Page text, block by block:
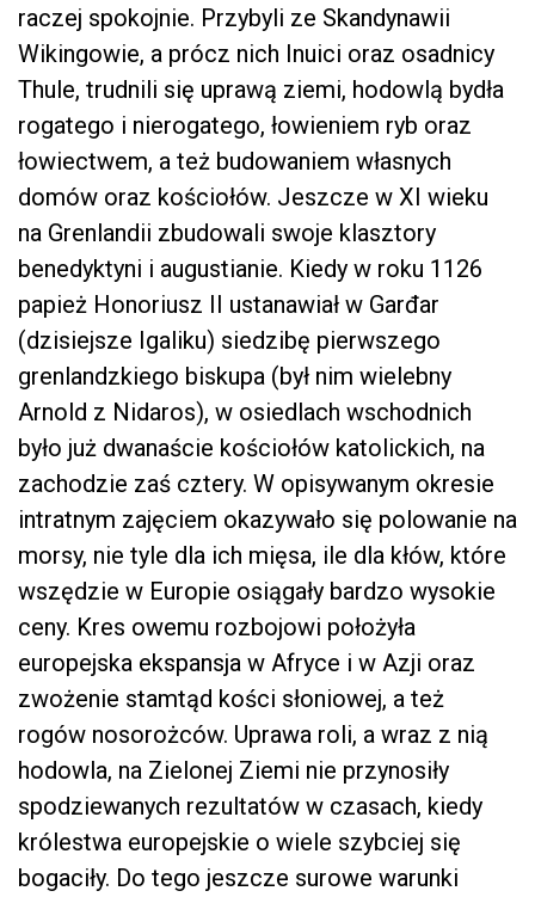
raczej spokojnie. Przybyli ze Skandynawii
Wikingowie, a prócz nich Inuici oraz osadnicy
Thule, trudnili się uprawą ziemi, hodowlą bydła
rogatego i nierogatego, łowieniem ryb oraz
łowiectwem, a też budowaniem własnych
domów oraz kościołów. Jeszcze w XI wieku
na Grenlandii zbudowali swoje klasztory
benedyktyni i augustianie. Kiedy w roku 1126
papież Honoriusz II ustanawiał w Garđar
(dzisiejsze Igaliku) siedzibę pierwszego
grenlandzkiego biskupa (był nim wielebny
Arnold z Nidaros), w osiedlach wschodnich
było już dwanaście kościołów katolickich, na
zachodzie zaś cztery. W opisywanym okresie
intratnym zajęciem okazywało się polowanie na
morsy, nie tyle dla ich mięsa, ile dla kłów, które
wszędzie w Europie osiągały bardzo wysokie
ceny. Kres owemu rozbojowi położyła
europejska ekspansja w Afryce i w Azji oraz
zwożenie stamtąd kości słoniowej, a też
rogów nosorożców. Uprawa roli, a wraz z nią
hodowla, na Zielonej Ziemi nie przynosiły
spodziewanych rezultatów w czasach, kiedy
królestwa europejskie o wiele szybciej się
bogaciły. Do tego jeszcze surowe warunki